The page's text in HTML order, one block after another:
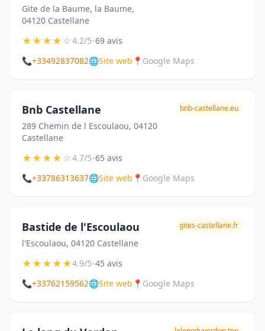
Gite de la Baume, la Baume,
04120 Castellane
★★★★☆4.2/5•69 avis
📞+33492837082🌐Site web 📍 Google Maps
Bnb Castellane
289 Chemin de l Escoulaou, 04120
Castellane
bnb-castellane.eu
★★★★☆4.7/5•65 avis
📞+33786313637🌐Site web 📍 Google Maps
Bastide de l'Escoulaou
l'Escoulaou, 04120 Castellane
gites-castellane.fr
★★★★★4.9/5•45 avis
📞+33762159562🌐Site web 📍 Google Maps